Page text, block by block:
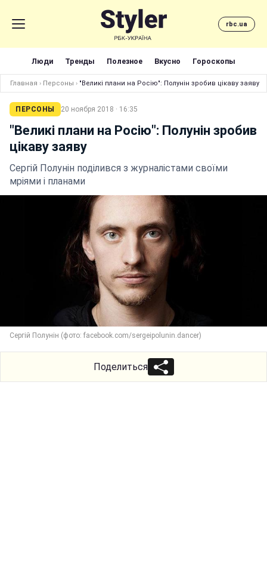
rbc.ua
Люди Тренды Полезное Вкусно Гороскопы
Главная › Персоны › "Великі плани на Росію": Полунін зробив цікаву заяву
ПЕРСОНЫ 20 ноября 2018 · 16:35
"Великі плани на Росію": Полунін зробив
цікаву заяву
Сергій Полунін поділився з журналістами своїми
мріями і планами
Сергій Полунін (фото: facebook.com/sergeipolunin.dancer)
Поделиться